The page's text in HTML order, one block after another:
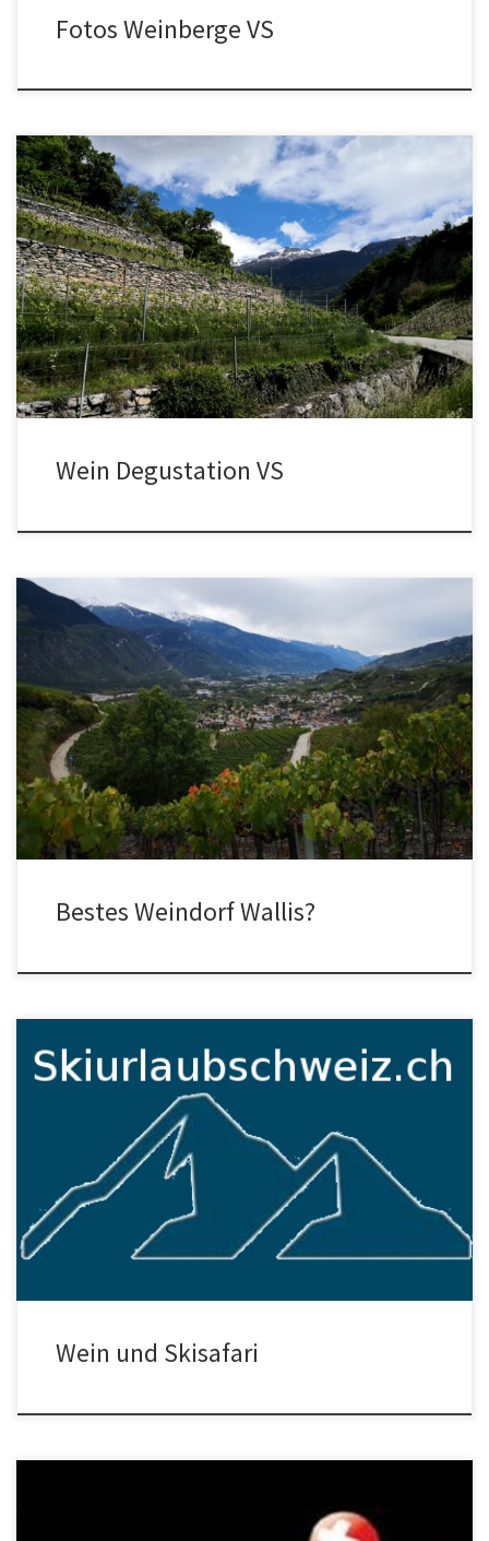
Fotos Weinberge VS
Wein degustieren im Wallis und die Altstadt Sion besichtigen Diese
Landingpage passen wir dann noch an! Carausflug ins Wallis mit
Weindegustation
Wein Degustation VS
Bestes Weindorf im Wallis? Welches ist der beste Wein des Wallis?
Ein schlechte Frage, denn während die einen schwere Rotweine
mögen, schwärmen andere vom leichten Rose oder vom
spritzigen Weisswein! […]
Bestes Weindorf Wallis?
Skifahren ab Walliser Stadt https://www.martigny.com – Skisafari
Wallis https://www.hotel-martigny.com/de/aktivitaeten/das-wallis-
im-winter/ Skiurlaub Schweiz ab Walliser Stadt Seo im aufbau,
siehe https://www.skiurlaubschweiz.ch/skiurlaub-wallis/ Skiurlaub
ab Schweizer Stadt? – Städtereisen Schweiz Auf Städtereisen
Schweiz […]
Wein und Skisafari